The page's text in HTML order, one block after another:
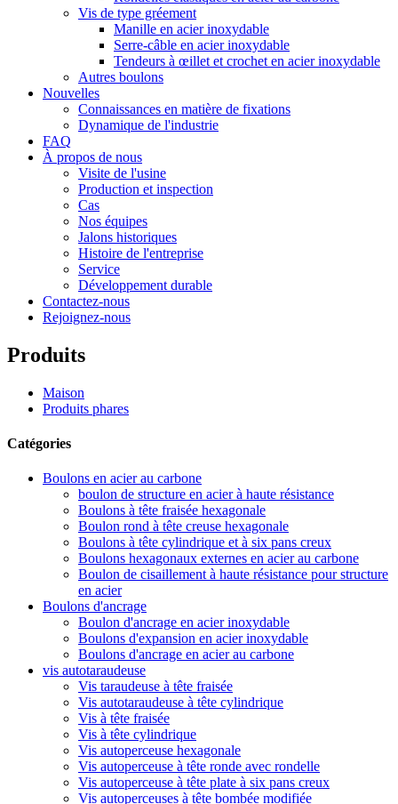
Vis de type gréement
Manille en acier inoxydable
Serre-câble en acier inoxydable
Tendeurs à œillet et crochet en acier inoxydable
Autres boulons
Nouvelles
Connaissances en matière de fixations
Dynamique de l'industrie
FAQ
À propos de nous
Visite de l'usine
Production et inspection
Cas
Nos équipes
Jalons historiques
Histoire de l'entreprise
Service
Développement durable
Contactez-nous
Rejoignez-nous
Produits
Maison
Produits phares
Catégories
Boulons en acier au carbone
boulon de structure en acier à haute résistance
Boulons à tête fraisée hexagonale
Boulon rond à tête creuse hexagonale
Boulons à tête cylindrique et à six pans creux
Boulons hexagonaux externes en acier au carbone
Boulon de cisaillement à haute résistance pour structure
en acier
Boulons d'ancrage
Boulon d'ancrage en acier inoxydable
Boulons d'expansion en acier inoxydable
Boulons d'ancrage en acier au carbone
vis autotaraudeuse
Vis taraudeuse à tête fraisée
Vis autotaraudeuse à tête cylindrique
Vis à tête fraisée
Vis à tête cylindrique
Vis autoperceuse hexagonale
Vis autoperceuse à tête ronde avec rondelle
Vis autoperceuse à tête plate à six pans creux
Vis autoperceuses à tête bombée modifiée